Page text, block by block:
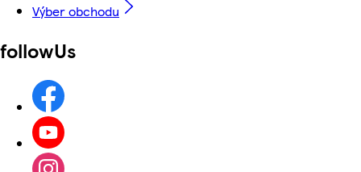
Výber obchodu
followUs